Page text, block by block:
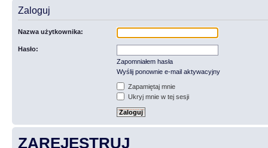
Zaloguj
Nazwa użytkownika:
Hasło:
Zapomniałem hasła
Wyślij ponownie e-mail aktywacyjny
Zapamiętaj mnie
Ukryj mnie w tej sesji
ZAREJESTRUJ